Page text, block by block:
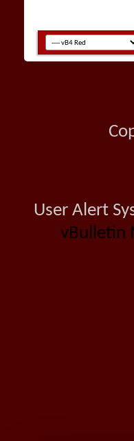
User Alert
vBulletin